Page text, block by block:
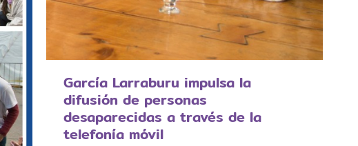
García Larraburu impulsa la
difusión de personas
desaparecidas a través de la
telefonía móvil